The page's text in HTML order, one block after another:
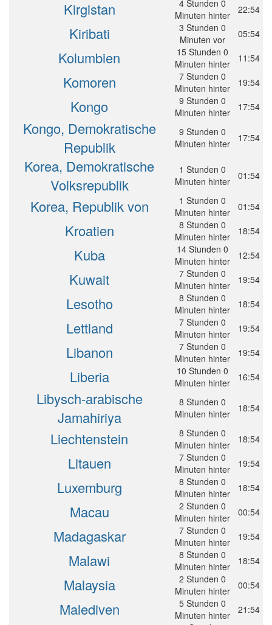
Kirgistan
4 Stunden 0
Minuten hinter
22:54
Kiribati
3 Stunden 0
Minuten vor
05:54
Kolumbien
15 Stunden 0
Minuten hinter
11:54
Komoren
7 Stunden 0
Minuten hinter
19:54
Kongo
9 Stunden 0
Minuten hinter
17:54
Kongo, Demokratische
Republik
9 Stunden 0
Minuten hinter
17:54
Korea, Demokratische
Volksrepublik
1 Stunden 0
Minuten hinter
01:54
Korea, Republik von
1 Stunden 0
Minuten hinter
01:54
Kroatien
8 Stunden 0
Minuten hinter
18:54
Kuba
14 Stunden 0
Minuten hinter
12:54
Kuwait
7 Stunden 0
Minuten hinter
19:54
Lesotho
8 Stunden 0
Minuten hinter
18:54
Lettland
7 Stunden 0
Minuten hinter
19:54
Libanon
7 Stunden 0
Minuten hinter
19:54
Liberia
10 Stunden 0
Minuten hinter
16:54
Libysch-arabische
Jamahiriya
8 Stunden 0
Minuten hinter
18:54
Liechtenstein
8 Stunden 0
Minuten hinter
18:54
Litauen
7 Stunden 0
Minuten hinter
19:54
Luxemburg
8 Stunden 0
Minuten hinter
18:54
Macau
2 Stunden 0
Minuten hinter
00:54
Madagaskar
7 Stunden 0
Minuten hinter
19:54
Malawi
8 Stunden 0
Minuten hinter
18:54
Malaysia
2 Stunden 0
Minuten hinter
00:54
Malediven
5 Stunden 0
Minuten hinter
21:54